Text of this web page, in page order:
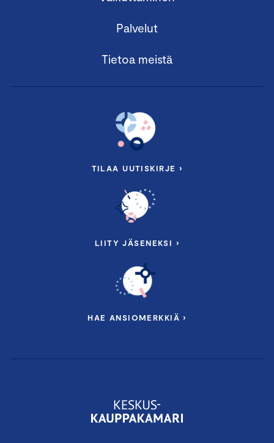
Palvelut
Tietoa meistä
TILAA UUTISKIRJE ›
LIITY JÄSENEKSI ›
HAE ANSIOMERKKIÄ ›